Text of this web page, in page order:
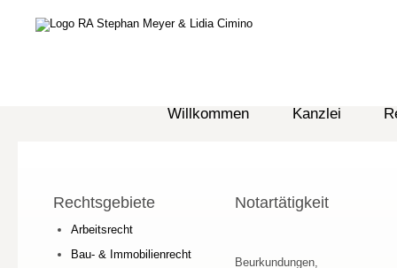
Willkommen Kanzlei
Rechtsgebiete
Arbeitsrecht
Bau- & Immobilienrecht
Notartätigkeit
Beurkundungen,